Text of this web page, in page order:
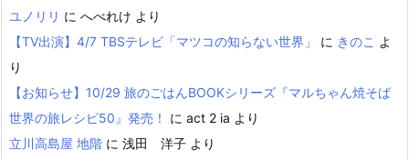
ユノリリ に へべれけ より
【TV出演】4/7 TBSテレビ「マツコの知らない世界」
に きのこ よ
り
【お知らせ】10/29 旅のごはんBOOKシリーズ『マルちゃん焼そば
世界の旅レシピ50』発売！
に act 2 ia より
立川高島屋 地階 に 浅田 洋子 より